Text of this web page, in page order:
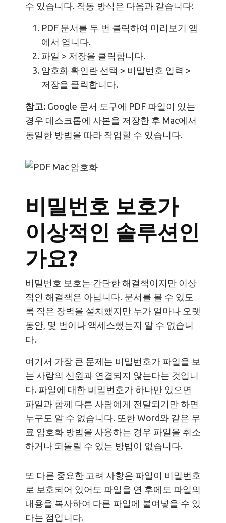
수 있습니다. 작동 방식은 다음과 같습니다:
PDF 문서를 두 번 클릭하여 미리보기 앱
에서 엽니다.
파일 > 저장을 클릭합니다.
암호화 확인란 선택 > 비밀번호 입력 >
저장을 클릭합니다.
참고: Google 문서 도구에 PDF 파일이 있는
경우 데스크톱에 사본을 저장한 후 Mac에서
동일한 방법을 따라 작업할 수 있습니다.
비밀번호 보호가
이상적인 솔루션인
가요?
비밀번호 보호는 간단한 해결책이지만 이상
적인 해결책은 아닙니다. 문서를 볼 수 있도
록 작은 장벽을 설치했지만 누가 얼마나 오랫
동안, 몇 번이나 액세스했는지 알 수 없습니
다.
여기서 가장 큰 문제는 비밀번호가 파일을 보
는 사람의 신원과 연결되지 않는다는 것입니
다. 파일에 대한 비밀번호가 하나만 있으면
파일과 함께 다른 사람에게 전달되기만 하면
누구도 알 수 없습니다. 또한 Word와 같은 무
료 암호화 방법을 사용하는 경우 파일을 취소
하거나 되돌릴 수 있는 방법이 없습니다.
또 다른 중요한 고려 사항은 파일이 비밀번호
로 보호되어 있어도 파일을 연 후에도 파일의
내용을 복사하여 다른 파일에 붙여넣을 수 있
다는 점입니다.